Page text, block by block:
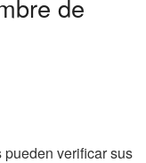
de
verificar sus